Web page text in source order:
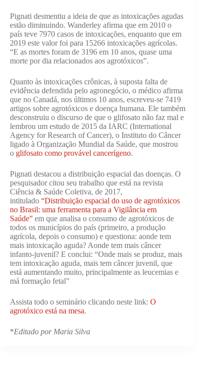
Pignati desmentiu a ideia de que as intoxicações agudas
estão diminuindo. Wanderley afirma que em 2010 o
país teve 7970 casos de intoxicações, enquanto que em
2019 este valor foi para 15266 intoxicações agrícolas.
“E as mortes foram de 3196 em 10 anos, quase uma
morte por dia relacionados aos agrotóxicos”.
Quanto às intoxicações crônicas, à suposta falta de
evidência defendida pelo agronegócio, o médico afirma
que no Canadá, nos últimos 10 anos, escreveu-se 7419
artigos sobre agrotóxicos e doença humana. Ele também
desconstruiu o discurso de que o glifosato não faz mal e
lembrou um estudo de 2015 da IARC (International
Agency for Research of Cancer), o Instituto do Câncer
ligado à Organização Mundial da Saúde, que mostrou
o glifosato como provável cancerígeno.
Pignati destacou a distribuição espacial das doenças. O
pesquisador citou seu trabalho que está na revista
Ciência & Saúde Coletiva, de 2017,
intitulado “Distribuição espacial do uso de agrotóxicos
no Brasil: uma ferramenta para a Vigilância em
Saúde” em que analisa o consumo de agrotóxicos de
todos os municípios do país (primeiro, a produção
agrícola, depois o consumo) e questiona: aonde tem
mais intoxicação aguda? Aonde tem mais câncer
infanto-juvenil? E conclui: “Onde mais se produz, mais
tem intoxicação aguda, mais tem câncer juvenil, que
está aumentando muito, principalmente as leucemias e
má formação fetal”
Assista todo o seminário clicando neste link: O
agrotóxico está na mesa.
*Editado por Maria Silva